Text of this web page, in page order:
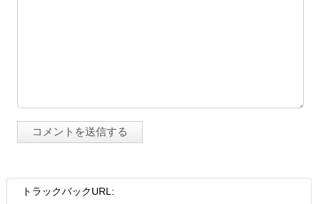
トラックバックURL: